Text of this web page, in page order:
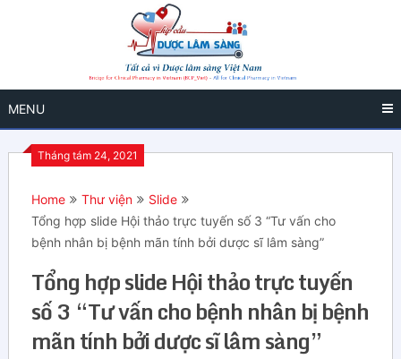
MENU
Tháng tám 24, 2021
Home Thư viện
Slide
Tổng hợp slide Hội thảo trực tuyến số 3 “Tư vấn cho
bệnh nhân bị bệnh mãn tính bởi dược sĩ lâm sàng”
Tổng hợp slide Hội thảo trực tuyến
số 3 “Tư vấn cho bệnh nhân bị bệnh
mãn tính bởi dược sĩ lâm sàng”